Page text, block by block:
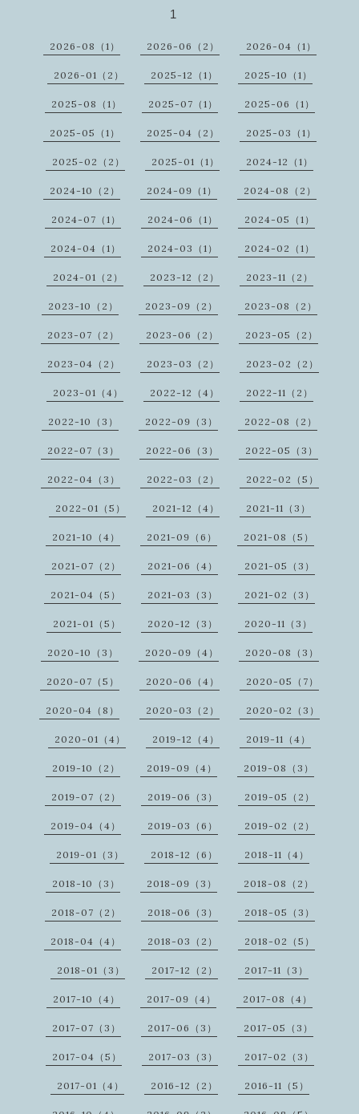
1
2026-08（1） 2026-06（2） 2026-04（1）
2026-01（2） 2025-12（1） 2025-10（1）
2025-08（1） 2025-07（1） 2025-06（1）
2025-05（1） 2025-04（2） 2025-03（1）
2025-02（2） 2025-01（1） 2024-12（1）
2024-10（2） 2024-09（1） 2024-08（2）
2024-07（1） 2024-06（1） 2024-05（1）
2024-04（1） 2024-03（1） 2024-02（1）
2024-01（2） 2023-12（2） 2023-11（2）
2023-10（2） 2023-09（2） 2023-08（2）
2023-07（2） 2023-06（2） 2023-05（2）
2023-04（2） 2023-03（2） 2023-02（2）
2023-01（4） 2022-12（4） 2022-11（2）
2022-10（3） 2022-09（3） 2022-08（2）
2022-07（3） 2022-06（3） 2022-05（3）
2022-04（3） 2022-03（2） 2022-02（5）
2022-01（5） 2021-12（4） 2021-11（3）
2021-10（4） 2021-09（6） 2021-08（5）
2021-07（2） 2021-06（4） 2021-05（3）
2021-04（5） 2021-03（3） 2021-02（3）
2021-01（5） 2020-12（3） 2020-11（3）
2020-10（3） 2020-09（4） 2020-08（3）
2020-07（5） 2020-06（4） 2020-05（7）
2020-04（8） 2020-03（2） 2020-02（3）
2020-01（4） 2019-12（4） 2019-11（4）
2019-10（2） 2019-09（4） 2019-08（3）
2019-07（2） 2019-06（3） 2019-05（2）
2019-04（4） 2019-03（6） 2019-02（2）
2019-01（3） 2018-12（6） 2018-11（4）
2018-10（3） 2018-09（3） 2018-08（2）
2018-07（2） 2018-06（3） 2018-05（3）
2018-04（4） 2018-03（2） 2018-02（5）
2018-01（3） 2017-12（2） 2017-11（3）
2017-10（4） 2017-09（4） 2017-08（4）
2017-07（3） 2017-06（3） 2017-05（3）
2017-04（5） 2017-03（3） 2017-02（3）
2017-01（4） 2016-12（2） 2016-11（5）